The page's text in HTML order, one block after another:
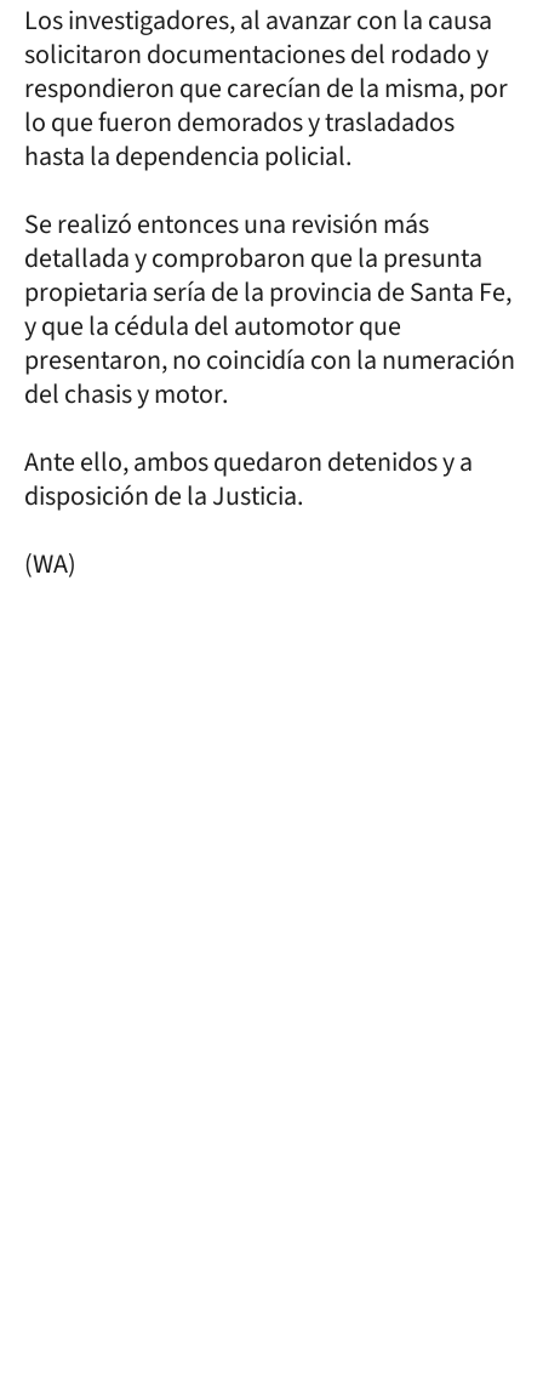
Los investigadores, al avanzar con la causa
solicitaron documentaciones del rodado y
respondieron que carecían de la misma, por
lo que fueron demorados y trasladados
hasta la dependencia policial.
Se realizó entonces una revisión más
detallada y comprobaron que la presunta
propietaria sería de la provincia de Santa Fe,
y que la cédula del automotor que
presentaron, no coincidía con la numeración
del chasis y motor.
Ante ello, ambos quedaron detenidos y a
disposición de la Justicia.
(WA)